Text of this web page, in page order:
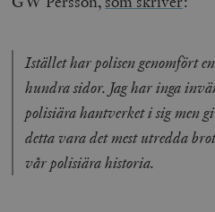
Istället har polisen genomfört
hundra sidor. Jag har inga
polisiära hantverket i sig men
detta vara det mest utredda
vår polisiära historia.